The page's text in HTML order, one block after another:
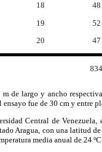
18
19
20
48
52
47
834
de largo y ancho
fue de 30 cm y entre
Central de
Aragua, con una latitud
media anual de 24